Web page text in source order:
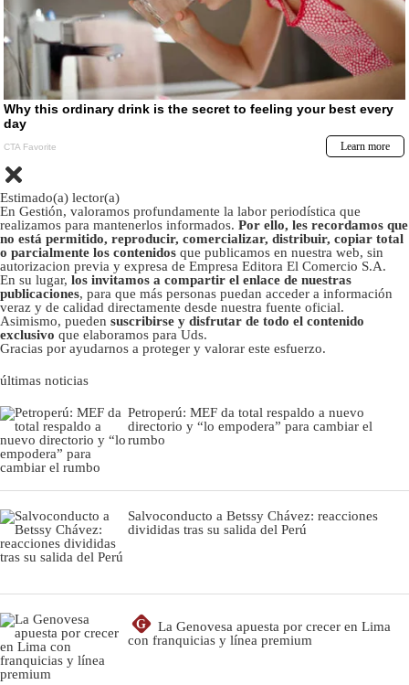
Estimado(a) lector(a)
En Gestión, valoramos profundamente la labor periodística que
realizamos para mantenerlos informados. Por ello, les recordamos que
no está permitido, reproducir, comercializar, distribuir, copiar total
o parcialmente los contenidos que publicamos en nuestra web, sin
autorizacion previa y expresa de Empresa Editora El Comercio S.A.
En su lugar, los invitamos a compartir el enlace de nuestras
publicaciones, para que más personas puedan acceder a información
veraz y de calidad directamente desde nuestra fuente oficial.
Asimismo, pueden suscribirse y disfrutar de todo el contenido
exclusivo que elaboramos para Uds.
Gracias por ayudarnos a proteger y valorar este esfuerzo.
últimas noticias
Petroperú: MEF da total respaldo a nuevo
directorio y “lo empodera” para cambiar el
rumbo
Salvoconducto a Betssy Chávez: reacciones
divididas tras su salida del Perú
G
La Genovesa apuesta por crecer en Lima
con franquicias y línea premium